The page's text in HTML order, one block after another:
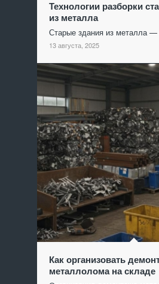
Технологии разборки
из металла
Старые здания из металла
13 августа, 2025
Как организовать
металлолома на складе